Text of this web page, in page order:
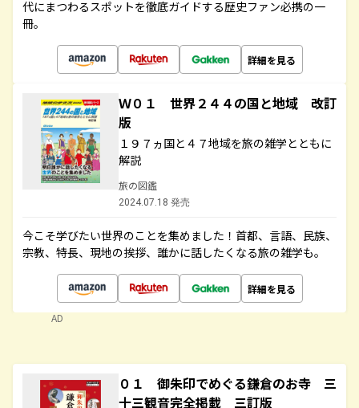
代にまつわるスポットを徹底ガイドする歴史ファン必携の一
冊。
詳細を見る
Ｗ０１ 世界２４４の国と地域 改訂
版
１９７ヵ国と４７地域を旅の雑学とともに
解説
旅の図鑑
2024.07.18 発売
今こそ学びたい世界のことを集めました！首都、言語、民族、
宗教、特長、現地の挨拶、誰かに話したくなる旅の雑学も。
詳細を見る
AD
０１ 御朱印でめぐる鎌倉のお寺 三
十三観音完全掲載 三訂版